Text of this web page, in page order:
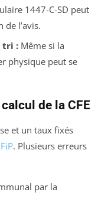
1447-C-SD peut
l’avis.
tri :Même si la
physique peut se
de la CFE
et un taux fixés
. Plusieurs erreurs
par la